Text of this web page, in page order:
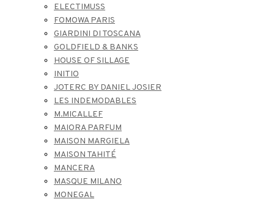
ELECTIMUSS
FOMOWA PARIS
GIARDINI DI TOSCANA
GOLDFIELD & BANKS
HOUSE OF SILLAGE
INITIO
JOTERC BY DANIEL JOSIER
LES INDEMODABLES
M.MICALLEF
MAIORA PARFUM
MAISON MARGIELA
MAISON TAHITÉ
MANCERA
MASQUE MILANO
MONEGAL